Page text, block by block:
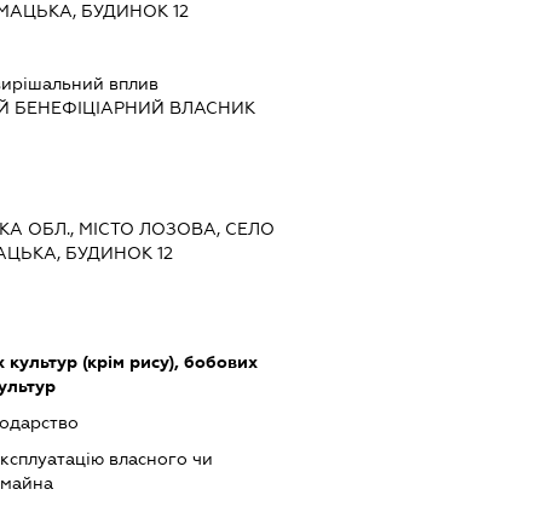
БУДИНОК 12
вплив
БЕНЕФІЦІАРНИЙ ВЛАСНИК
ОБЛ., МІСТО ЛОЗОВА, СЕЛО
БУДИНОК 12
(крім рису), бобових
власного чи